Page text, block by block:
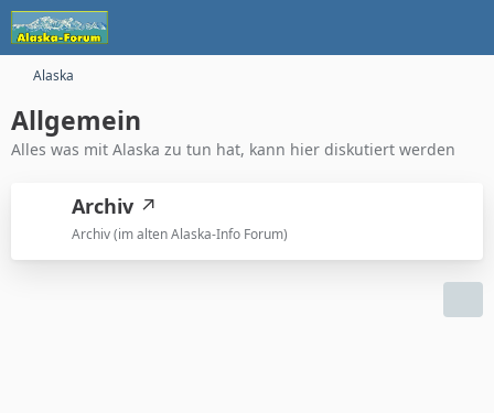
Alaska
Allgemein
Alles was mit Alaska zu tun hat, kann hier diskutiert werden
Archiv
Archiv (im alten Alaska-Info Forum)